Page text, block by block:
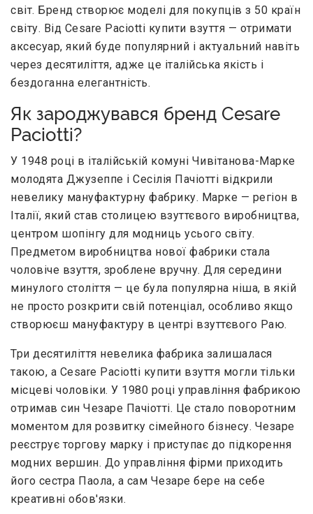
світ. Бренд створює моделі для покупців з 50 країн
світу. Від Cesare Paciotti купити взуття — отримати
аксесуар, який буде популярний і актуальний навіть
через десятиліття, адже це італійська якість і
бездоганна елегантність.
Як зароджувався бренд Cesare
Paciotti?
У 1948 році в італійській комуні Чивітанова-Марке
молодята Джузеппе і Сесілія Пачіотті відкрили
невелику мануфактурну фабрику. Марке — регіон в
Італії, який став столицею взуттєвого виробництва,
центром шопінгу для модниць усього світу.
Предметом виробництва нової фабрики стала
чоловіче взуття, зроблене вручну. Для середини
минулого століття — це була популярна ніша, в якій
не просто розкрити свій потенціал, особливо якщо
створюєш мануфактуру в центрі взуттєвого Раю.
Три десятиліття невелика фабрика залишалася
такою, а Cesare Paciotti купити взуття могли тільки
місцеві чоловіки. У 1980 році управління фабрикою
отримав син Чезаре Пачіотті. Це стало поворотним
моментом для розвитку сімейного бізнесу. Чезаре
реєструє торгову марку і приступає до підкорення
модних вершин. До управління фірми приходить
його сестра Паола, а сам Чезаре бере на себе
креативні обов'язки.